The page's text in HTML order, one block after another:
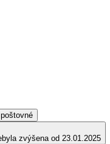
poštovné
zvýšena od 23.01.2025